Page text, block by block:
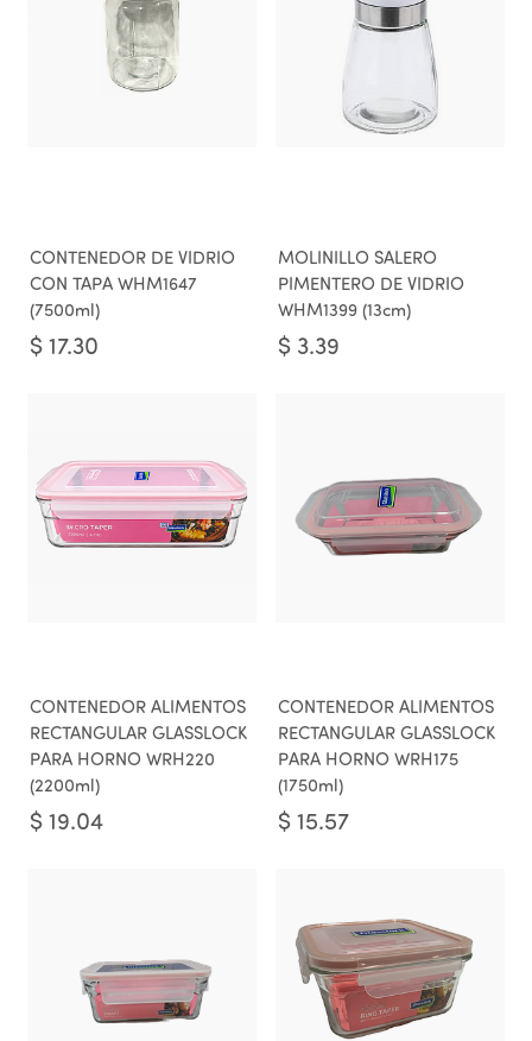
CONTENEDOR DE VIDRIO
CON TAPA WHM1647
(7500ml)
$ 17.30
MOLINILLO SALERO
PIMENTERO DE VIDRIO
WHM1399 (13cm)
$ 3.39
CONTENEDOR ALIMENTOS
RECTANGULAR GLASSLOCK
PARA HORNO WRH220
(2200ml)
$ 19.04
CONTENEDOR ALIMENTOS
RECTANGULAR GLASSLOCK
PARA HORNO WRH175
(1750ml)
$ 15.57